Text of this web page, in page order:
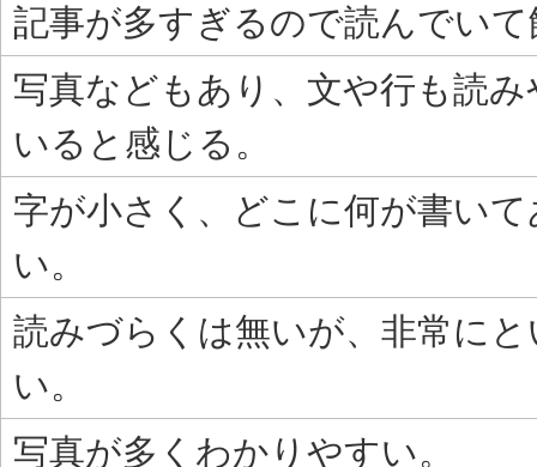
記事が多すぎるので読んでい
写真などもあり、文や行も読
いると感じる。
字が小さく、どこに何が書い
い。
読みづらくは無いが、非常に
い。
写真が多くわかりやすい。